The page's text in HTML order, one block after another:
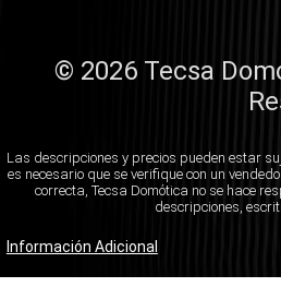
© 2026 Tecsa
Las descripciones y precios pueden estar
es necesario que se verifique con un
correcta, Tecsa Domótica no se hace
descripciones,
Información Adicional